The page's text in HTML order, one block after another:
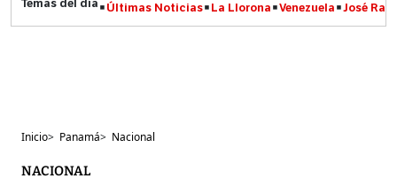
Últimas Noticias La Llorona Venezuela José
Inicio> Panamá> Nacional
NACIONAL